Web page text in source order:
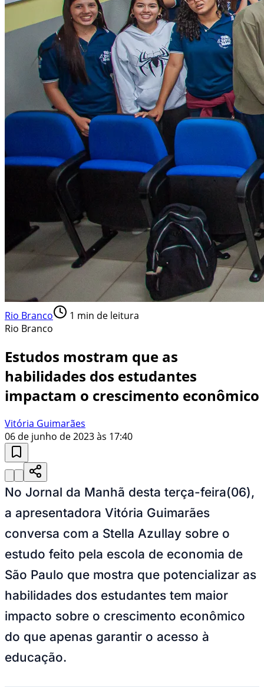
Rio Branco 1 min de leitura
Rio Branco
Estudos mostram que as
habilidades dos estudantes
impactam o crescimento econômico
Vitória Guimarães
06 de junho de 2023 às 17:40
No Jornal da Manhã desta terça-feira(06),
a apresentadora Vitória Guimarães
conversa com a Stella Azullay sobre o
estudo feito pela escola de economia de
São Paulo que mostra que potencializar as
habilidades dos estudantes tem maior
impacto sobre o crescimento econômico
do que apenas garantir o acesso à
educação.